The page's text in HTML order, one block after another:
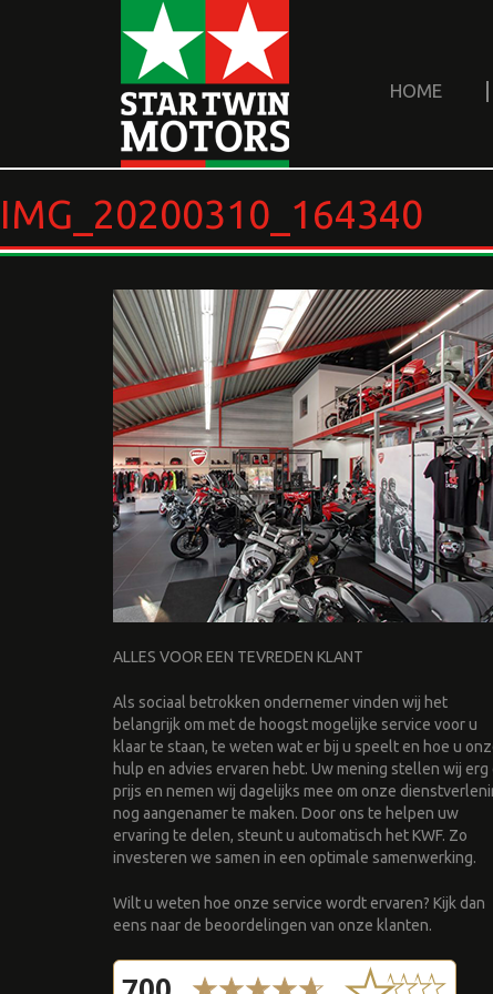
HOME
IMG_20200310_164340
ALLES VOOR EEN TEVREDEN KLANT
Als sociaal betrokken ondernemer vinden wij het
belangrijk om met de hoogst mogelijke service voor u
klaar te staan, te weten wat er bij u speelt en hoe u
hulp en advies ervaren hebt. Uw mening stellen wij erg
prijs en nemen wij dagelijks mee om onze
nog aangenamer te maken. Door ons te helpen uw
ervaring te delen, steunt u automatisch het KWF. Zo
investeren we samen in een optimale samenwerking.
Wilt u weten hoe onze service wordt ervaren? Kijk dan
eens naar de beoordelingen van onze klanten.